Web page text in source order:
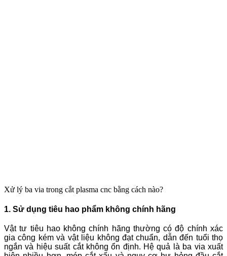
Xử lý ba via trong cắt plasma cnc bằng cách nào?
1. Sử dụng tiêu hao phẩm không chính hãng
Vật tư tiêu hao không chính hãng thường có độ chính xác
gia công kém và vật liệu không đạt chuẩn, dẫn đến tuổi thọ
ngắn và hiệu suất cắt không ổn định. Hệ quả là ba via xuất